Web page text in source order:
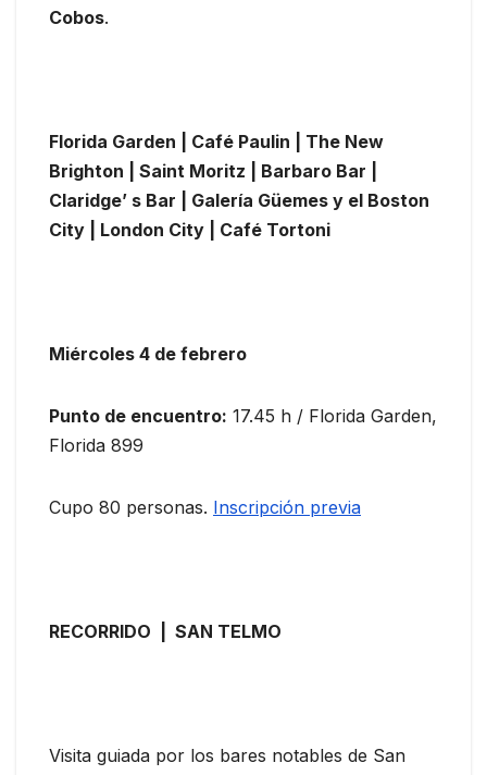
Cobos.
Florida Garden | Café Paulin | The New
Brighton | Saint Moritz | Barbaro Bar |
Claridge’ s Bar | Galería Güemes y el Boston
City | London City | Café Tortoni
Miércoles 4 de febrero
Punto de encuentro: 17.45 h / Florida Garden,
Florida 899
Cupo 80 personas. Inscripción previa
RECORRIDO | SAN TELMO
Visita guiada por los bares notables de San